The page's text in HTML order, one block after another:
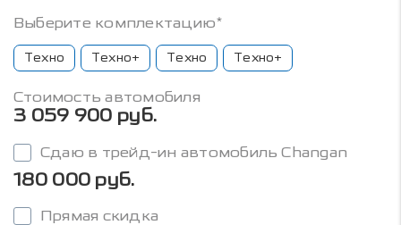
Выберите комплектацию*
Техно Техно+ Техно Техно+
Стоимость автомобиля
3 059 900 руб.
Сдаю в трейд-ин автомобиль Changan
180 000 руб.
Прямая скидка